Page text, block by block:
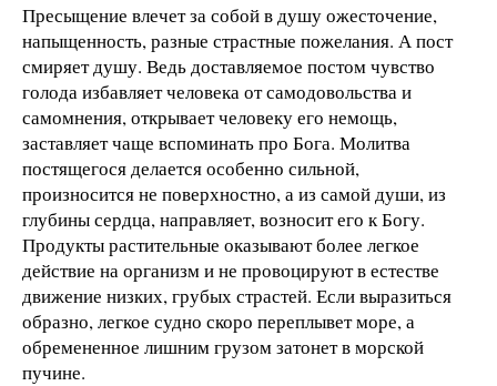
Пресыщение влечет за собой в душу ожесточение,
напыщенность, разные страстные пожелания. А пост
смиряет душу. Ведь доставляемое постом чувство
голода избавляет человека от самодовольства и
самомнения, открывает человеку его немощь,
заставляет чаще вспоминать про Бога. Молитва
постящегося делается особенно сильной,
произносится не поверхностно, а из самой души, из
глубины сердца, направляет, возносит его к Богу.
Продукты растительные оказывают более легкое
действие на организм и не провоцируют в естестве
движение низких, грубых страстей. Если выразиться
образно, легкое судно скоро переплывет море, а
обремененное лишним грузом затонет в морской
пучине.